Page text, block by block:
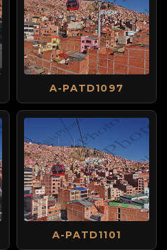
A-PATD1097
A-PATD1101